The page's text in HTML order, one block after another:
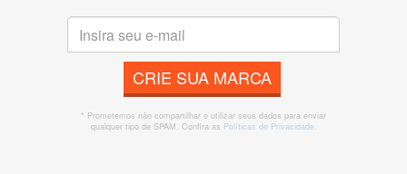
CRIE SUA MARCA
* Prometemos não compartilhar e utilizar seus dados para enviar
qualquer tipo de SPAM. Confira as Políticas de Privacidade.